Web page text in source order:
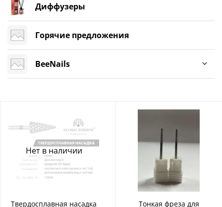
Диффузеры
Горячие предложения
BeeNails
Нет в наличии
Твердосплавная насадка
Тонкая фреза для